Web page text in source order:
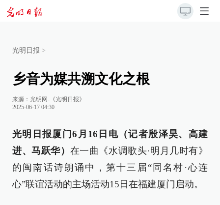
光明日报 >
乡音为媒共溯文化之根
来源： 光明网-《光明日报》
2025-06-17 04:30
光明日报厦门6月16日电（记者殷泽昊、高建
进、马跃华） 在一曲《水调歌头·明月几时有》
的闽南话诗朗诵中，第十三届“同名村·心连
心”联谊活动的主场活动15日在福建厦门启动。